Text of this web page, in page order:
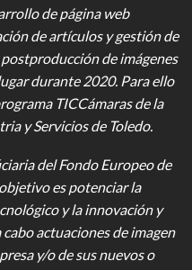
de página web
de artículos y gestión de
de imágenes
durante 2020. Para ello
TICCámaras de la
y Servicios de Toledo.
del Fondo Europeo de
es potenciar la
y la innovación y
actuaciones de imagen
y/o de sus nuevos o